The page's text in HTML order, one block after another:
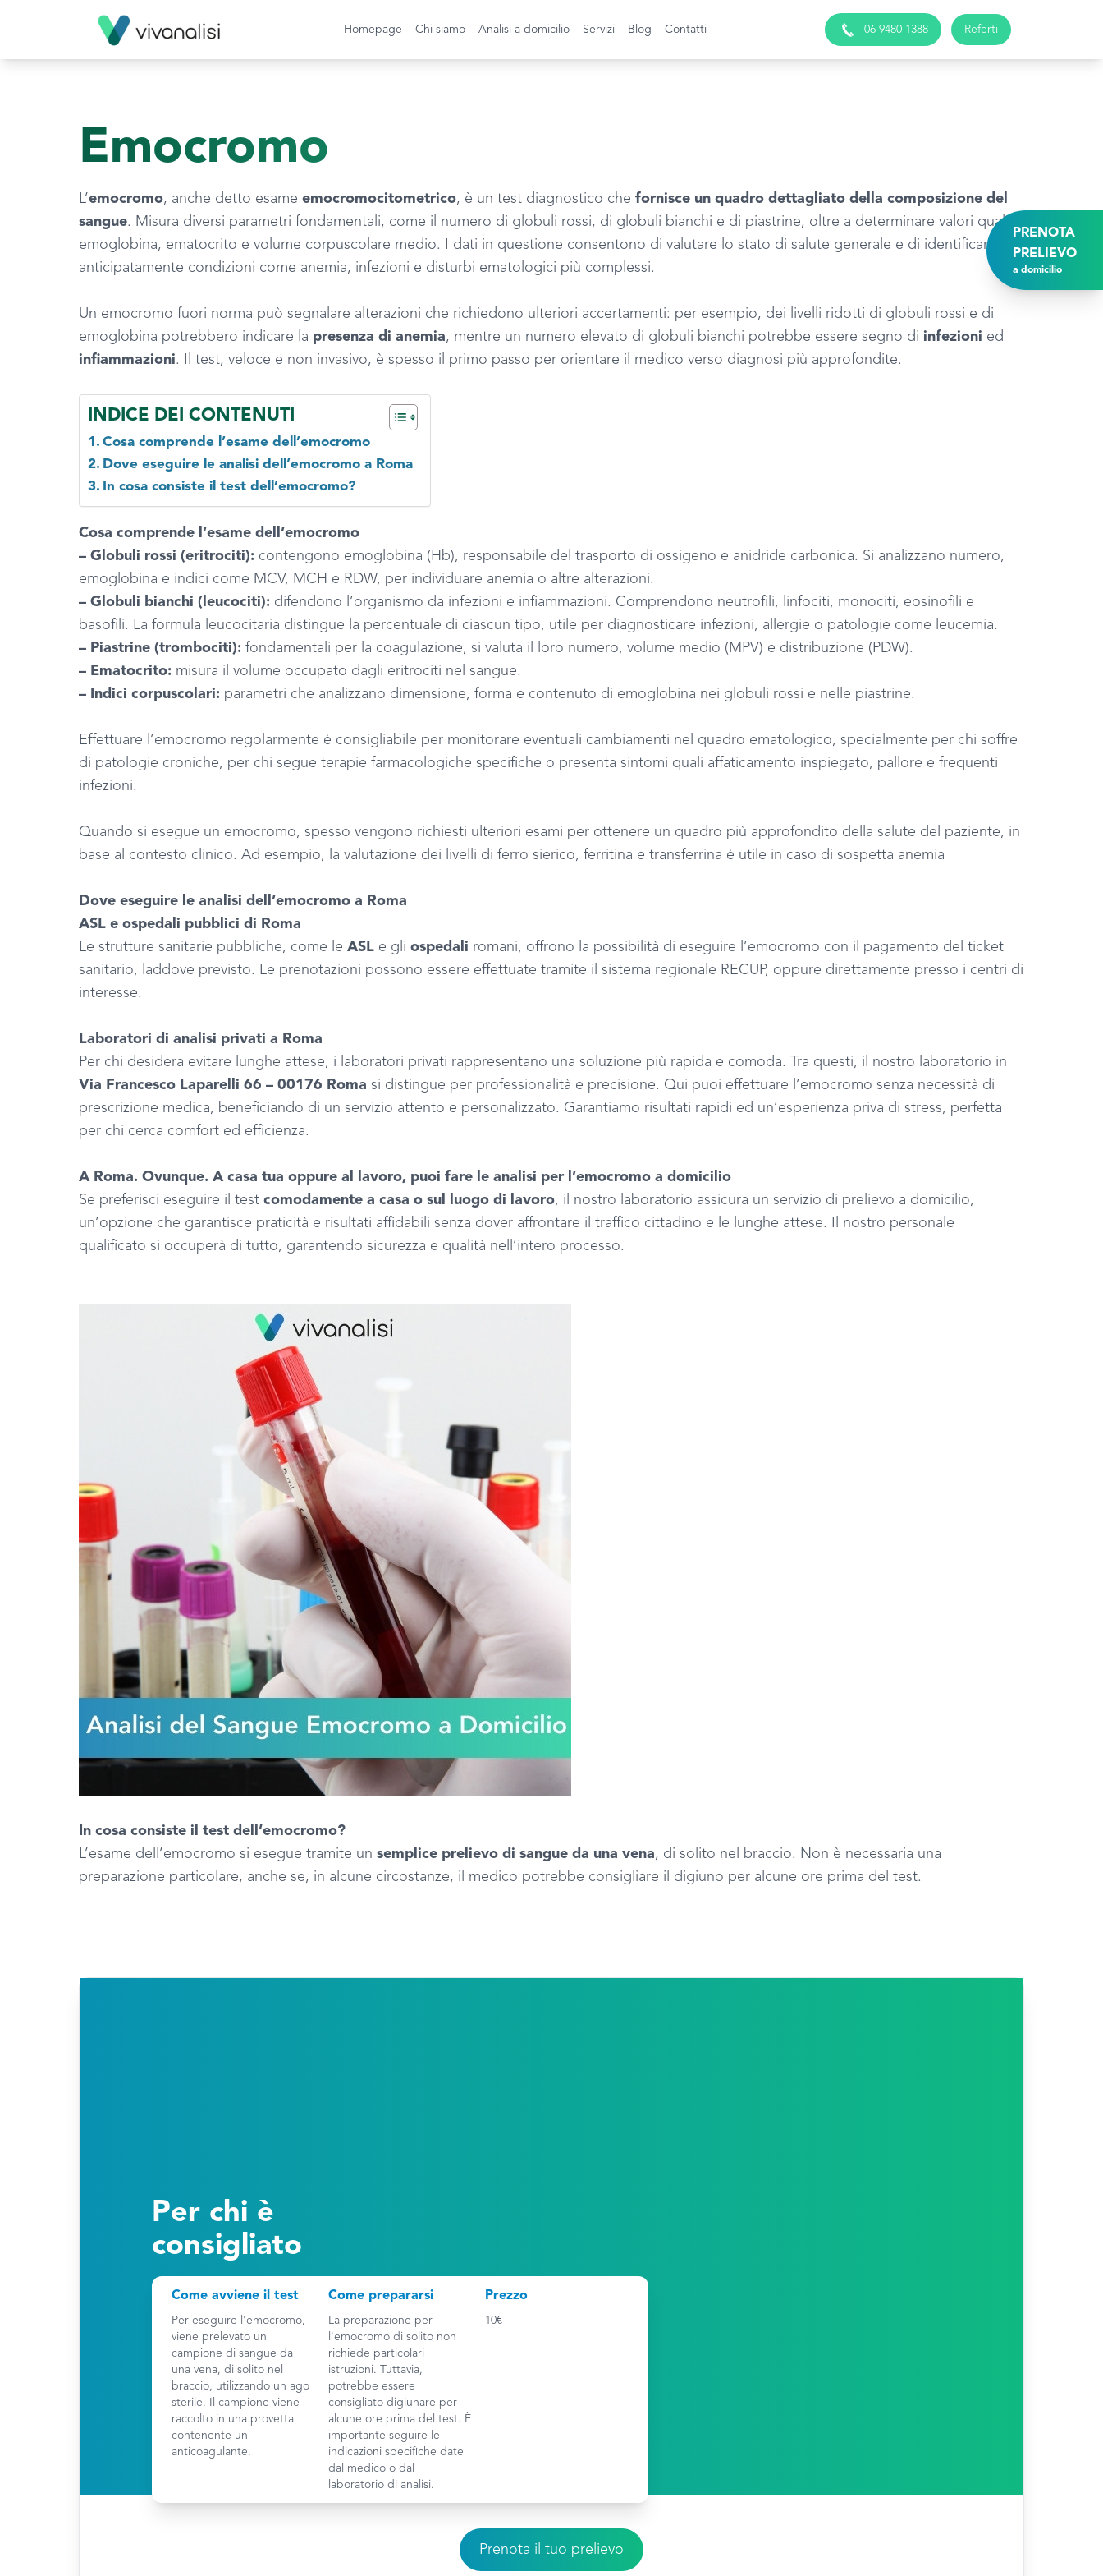
PRENOTA
PRELIEVO
a domicilio
Homepage Chi siamo Analisi a domicilio Servizi Blog Contatti 06 9480 1388 Referti
Emocromo
L’emocromo, anche detto esame emocromocitometrico, è un test diagnostico che fornisce un quadro dettagliato della composizione del
sangue. Misura diversi parametri fondamentali, come il numero di globuli rossi, di globuli bianchi e di piastrine, oltre a determinare valori quali
emoglobina, ematocrito e volume corpuscolare medio. I dati in questione consentono di valutare lo stato di salute generale e di identificare
anticipatamente condizioni come anemia, infezioni e disturbi ematologici più complessi.
Un emocromo fuori norma può segnalare alterazioni che richiedono ulteriori accertamenti: per esempio, dei livelli ridotti di globuli rossi e di
emoglobina potrebbero indicare la presenza di anemia, mentre un numero elevato di globuli bianchi potrebbe essere segno di infezioni ed
infiammazioni. Il test, veloce e non invasivo, è spesso il primo passo per orientare il medico verso diagnosi più approfondite.
INDICE DEI CONTENUTI
Cosa comprende l’esame dell’emocromo
Dove eseguire le analisi dell’emocromo a Roma
In cosa consiste il test dell’emocromo?
Cosa comprende l’esame dell’emocromo
– Globuli rossi (eritrociti): contengono emoglobina (Hb), responsabile del trasporto di ossigeno e anidride carbonica. Si analizzano numero,
emoglobina e indici come MCV, MCH e RDW, per individuare anemia o altre alterazioni.
– Globuli bianchi (leucociti): difendono l’organismo da infezioni e infiammazioni. Comprendono neutrofili, linfociti, monociti, eosinofili e
basofili. La formula leucocitaria distingue la percentuale di ciascun tipo, utile per diagnosticare infezioni, allergie o patologie come leucemia.
– Piastrine (trombociti): fondamentali per la coagulazione, si valuta il loro numero, volume medio (MPV) e distribuzione (PDW).
– Ematocrito: misura il volume occupato dagli eritrociti nel sangue.
– Indici corpuscolari: parametri che analizzano dimensione, forma e contenuto di emoglobina nei globuli rossi e nelle piastrine.
Effettuare l’emocromo regolarmente è consigliabile per monitorare eventuali cambiamenti nel quadro ematologico, specialmente per chi soffre
di patologie croniche, per chi segue terapie farmacologiche specifiche o presenta sintomi quali affaticamento inspiegato, pallore e frequenti
infezioni.
Quando si esegue un emocromo, spesso vengono richiesti ulteriori esami per ottenere un quadro più approfondito della salute del paziente, in
base al contesto clinico. Ad esempio, la valutazione dei livelli di ferro sierico, ferritina e transferrina è utile in caso di sospetta anemia
Dove eseguire le analisi dell’emocromo a Roma
ASL e ospedali pubblici di Roma
Le strutture sanitarie pubbliche, come le ASL e gli ospedali romani, offrono la possibilità di eseguire l’emocromo con il pagamento del ticket
sanitario, laddove previsto. Le prenotazioni possono essere effettuate tramite il sistema regionale RECUP, oppure direttamente presso i centri di
interesse.
Laboratori di analisi privati a Roma
Per chi desidera evitare lunghe attese, i laboratori privati rappresentano una soluzione più rapida e comoda. Tra questi, il nostro laboratorio in
Via Francesco Laparelli 66 – 00176 Roma si distingue per professionalità e precisione. Qui puoi effettuare l’emocromo senza necessità di
prescrizione medica, beneficiando di un servizio attento e personalizzato. Garantiamo risultati rapidi ed un’esperienza priva di stress, perfetta
per chi cerca comfort ed efficienza.
A Roma. Ovunque. A casa tua oppure al lavoro, puoi fare le analisi per l’emocromo a domicilio
Se preferisci eseguire il test comodamente a casa o sul luogo di lavoro, il nostro laboratorio assicura un servizio di prelievo a domicilio,
un’opzione che garantisce praticità e risultati affidabili senza dover affrontare il traffico cittadino e le lunghe attese. Il nostro personale
qualificato si occuperà di tutto, garantendo sicurezza e qualità nell’intero processo.
In cosa consiste il test dell’emocromo?
L’esame dell’emocromo si esegue tramite un semplice prelievo di sangue da una vena, di solito nel braccio. Non è necessaria una
preparazione particolare, anche se, in alcune circostanze, il medico potrebbe consigliare il digiuno per alcune ore prima del test.
Per chi è
consigliato
Come avviene il test
Per eseguire l'emocromo,
viene prelevato un
campione di sangue da
una vena, di solito nel
braccio, utilizzando un ago
sterile. Il campione viene
raccolto in una provetta
contenente un
anticoagulante.
Come prepararsi
La preparazione per
l'emocromo di solito non
richiede particolari
istruzioni. Tuttavia,
potrebbe essere
consigliato digiunare per
alcune ore prima del test. È
importante seguire le
indicazioni specifiche date
dal medico o dal
laboratorio di analisi.
Prezzo
10€
Prenota il tuo prelievo